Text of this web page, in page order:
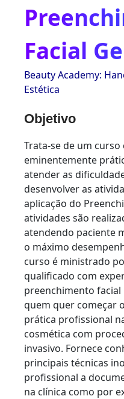
Facial
Beauty Academy:
Estética
Objetivo
Trata-se de um curso
eminentemente
atender as
desenvolver as
aplicação do
atividades são
atendendo paciente
o máximo
curso é ministrado
qualificado com
preenchimento
quem quer começar
prática profissional
cosmética com
invasivo. Fornece
principais técnicas
profissional a
na clínica como por